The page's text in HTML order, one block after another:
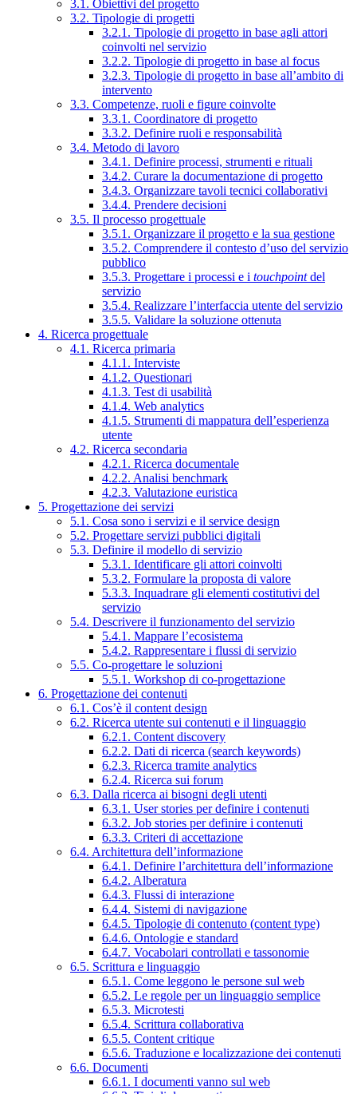
3.1. Obiettivi del progetto
3.2. Tipologie di progetti
3.2.1. Tipologie di progetto in base agli attori
coinvolti nel servizio
3.2.2. Tipologie di progetto in base al focus
3.2.3. Tipologie di progetto in base all’ambito di
intervento
3.3. Competenze, ruoli e figure coinvolte
3.3.1. Coordinatore di progetto
3.3.2. Definire ruoli e responsabilità
3.4. Metodo di lavoro
3.4.1. Definire processi, strumenti e rituali
3.4.2. Curare la documentazione di progetto
3.4.3. Organizzare tavoli tecnici collaborativi
3.4.4. Prendere decisioni
3.5. Il processo progettuale
3.5.1. Organizzare il progetto e la sua gestione
3.5.2. Comprendere il contesto d’uso del servizio
pubblico
3.5.3. Progettare i processi e i touchpointdel
servizio
3.5.4. Realizzare l’interfaccia utente del servizio
3.5.5. Validare la soluzione ottenuta
4. Ricerca progettuale
4.1. Ricerca primaria
4.1.1. Interviste
4.1.2. Questionari
4.1.3. Test di usabilità
4.1.4. Web analytics
4.1.5. Strumenti di mappatura dell’esperienza
utente
4.2. Ricerca secondaria
4.2.1. Ricerca documentale
4.2.2. Analisi benchmark
4.2.3. Valutazione euristica
5. Progettazione dei servizi
5.1. Cosa sono i servizi e il service design
5.2. Progettare servizi pubblici digitali
5.3. Definire il modello di servizio
5.3.1. Identificare gli attori coinvolti
5.3.2. Formulare la proposta di valore
5.3.3. Inquadrare gli elementi costitutivi del
servizio
5.4. Descrivere il funzionamento del servizio
5.4.1. Mappare l’ecosistema
5.4.2. Rappresentare i flussi di servizio
5.5. Co-progettare le soluzioni
5.5.1. Workshop di co-progettazione
6. Progettazione dei contenuti
6.1. Cos’è il content design
6.2. Ricerca utente sui contenuti e il linguaggio
6.2.1. Content discovery
6.2.2. Dati di ricerca (search keywords)
6.2.3. Ricerca tramite analytics
6.2.4. Ricerca sui forum
6.3. Dalla ricerca ai bisogni degli utenti
6.3.1. User stories per definire i contenuti
6.3.2. Job stories per definire i contenuti
6.3.3. Criteri di accettazione
6.4. Architettura dell’informazione
6.4.1. Definire l’architettura dell’informazione
6.4.2. Alberatura
6.4.3. Flussi di interazione
6.4.4. Sistemi di navigazione
6.4.5. Tipologie di contenuto (content type)
6.4.6. Ontologie e standard
6.4.7. Vocabolari controllati e tassonomie
6.5. Scrittura e linguaggio
6.5.1. Come leggono le persone sul web
6.5.2. Le regole per un linguaggio semplice
6.5.3. Microtesti
6.5.4. Scrittura collaborativa
6.5.5. Content critique
6.5.6. Traduzione e localizzazione dei contenuti
6.6. Documenti
6.6.1. I documenti vanno sul web